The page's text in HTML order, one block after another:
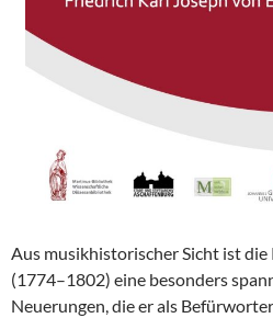
Aus musikhistorischer Sicht ist die
(1774–1802) eine besonders
Neuerungen, die er als